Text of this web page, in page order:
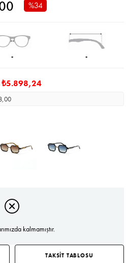
%34
- -
₺5.898,24
kalmamıştır.
TAKSİT TABLOSU